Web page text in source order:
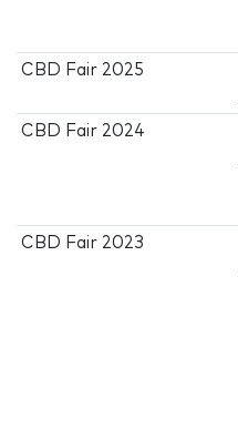
CBD Fair 2025
CBD Fair 2024
CBD Fair 2023